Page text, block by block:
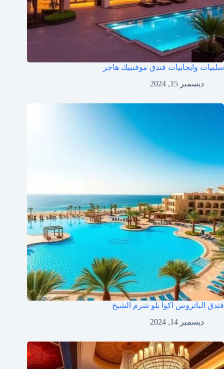
سلبيات وايجابيات فندق موفنبيك هاجر
ديسمبر 15, 2024
فندق الباتروس اكوا بلو شرم الشيخ
ديسمبر 14, 2024